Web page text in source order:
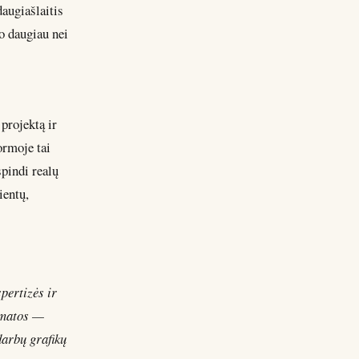
daugiau nei
ir
tai
realų
ir
—
grafikų